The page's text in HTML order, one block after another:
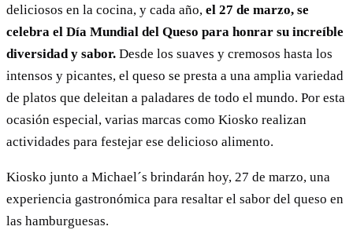
deliciosos en la cocina, y cada año, el 27 de marzo, se
celebra el Día Mundial del Queso para honrar su increíble
diversidad y sabor. Desde los suaves y cremosos hasta los
intensos y picantes, el queso se presta a una amplia variedad
de platos que deleitan a paladares de todo el mundo. Por esta
ocasión especial, varias marcas como Kiosko realizan
actividades para festejar ese delicioso alimento.
Kiosko junto a Michael´s brindarán hoy, 27 de marzo, una
experiencia gastronómica para resaltar el sabor del queso en
las hamburguesas.